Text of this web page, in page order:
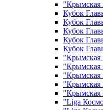
"Крымская
Кубок
Кубок
Кубок
Кубок
Кубок
"Крымская
"Крымская
"Крымская
"Крымская
"Крымская
"Liga